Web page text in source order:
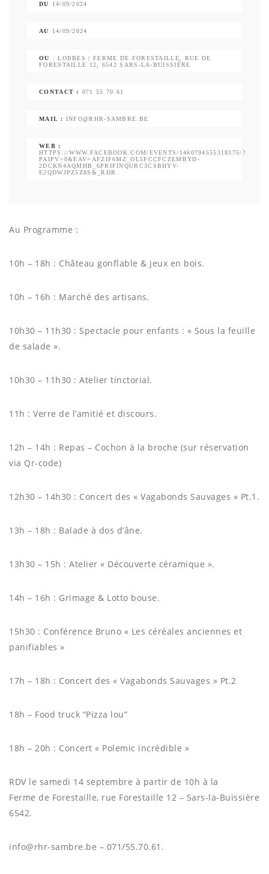
DU 14/09/2024
AU 14/09/2024
OU
: LOBBES | FERME DE FORESTAILLE, RUE DE
FORESTAILLE 12, 6542 SARS-LA-BUISSIÈRE
CONTACT : 071 55 70 61
MAIL : INFO@RHR-SAMBRE.BE
WEB :
HTTPS://WWW.FACEBOOK.COM/EVENTS/1460794555318375/?
PAIPV=0&EAV=AFZIF6MZ_OL5FCCFCZEMBYD-
2DCKN4AQMHB_6PRIFINQURC3CSBHYV-
E2QDWJPZ5Z8S&_RDR
Au Programme :
10h – 18h : Château gonflable & jeux en bois.
10h – 16h : Marché des artisans.
10h30 – 11h30 : Spectacle pour enfants : « Sous la feuille
de salade ».
10h30 – 11h30 : Atelier tinctorial.
11h : Verre de l’amitié et discours.
12h – 14h : Repas – Cochon à la broche (sur réservation
via Qr-code)
12h30 – 14h30 : Concert des « Vagabonds Sauvages » Pt.1.
13h – 18h : Balade à dos d’âne.
13h30 – 15h : Atelier « Découverte céramique ».
14h – 16h : Grimage & Lotto bouse.
15h30 : Conférence Bruno « Les céréales anciennes et
panifiables »
17h – 18h : Concert des « Vagabonds Sauvages » Pt.2
18h – Food truck “Pizza lou”
18h – 20h : Concert « Polemic incrédible »
RDV le samedi 14 septembre à partir de 10h à la
Ferme de Forestaille, rue Forestaille 12 – Sars-la-Buissière
6542.
info@rhr-sambre.be – 071/55.70.61.